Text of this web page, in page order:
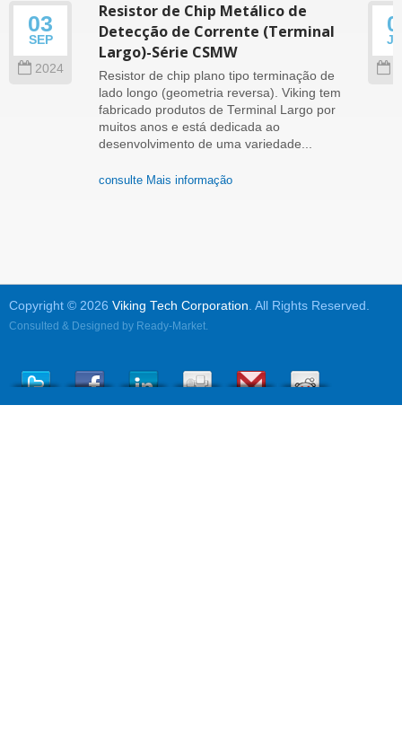
03
SEP
2024
Resistor de Chip Metálico de
Detecção de Corrente (Terminal
Largo)-Série CSMW
Resistor de chip plano tipo terminação de
lado longo (geometria reversa). Viking tem
fabricado produtos de Terminal Largo por
muitos anos e está dedicada ao
desenvolvimento de uma variedade...
consulte Mais informação
Copyright © 2026 Viking Tech Corporation. All Rights Reserved.
Consulted & Designed by Ready-Market.